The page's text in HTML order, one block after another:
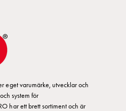
eget varumärke, utvecklar och
system för
har ett brett sortiment och är